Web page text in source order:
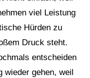
viel Leistung
Hürden zu
Druck steht.
entscheiden
wieder gehen, weil